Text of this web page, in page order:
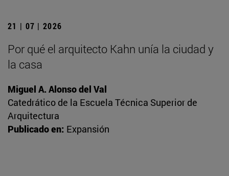
21 | 07 | 2026
Por qué el arquitecto Kahn unía la ciudad y
la casa
Miguel A. Alonso del Val
Catedrático de la Escuela Técnica Superior de
Arquitectura
Publicado en: Expansión